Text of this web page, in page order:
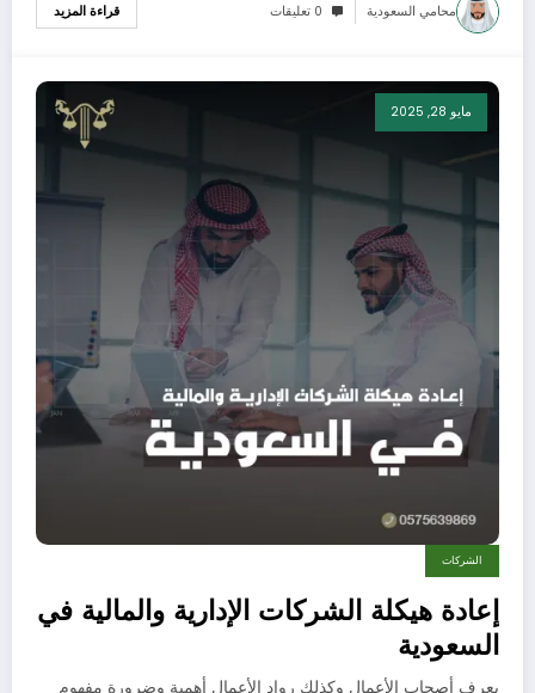
محامي السعودية 0 تعليقات قراءة المزيد
مايو 28, 2025
الشركات
إعادة هيكلة الشركات الإدارية والمالية في
السعودية
يعرف أصحاب الأعمال وكذلك رواد الأعمال أهمية وضرورة مفهوم